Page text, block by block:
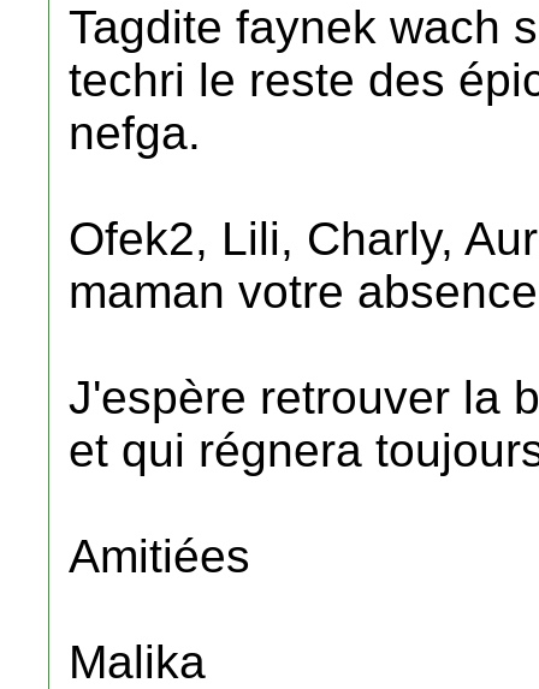
Tagdite faynek wach
techri le reste des
nefga.
Ofek2, Lili, Charly,
maman votre
J'espère retrouver la
et qui régnera
Amitiées
Malika